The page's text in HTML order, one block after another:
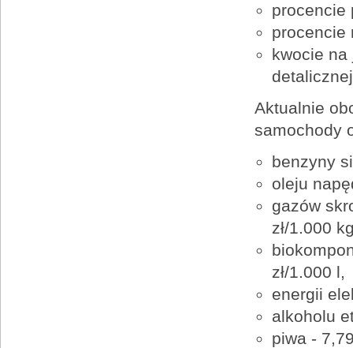
procencie
procencie
kwocie
Aktualnie
samochody
benzyny
oleju
gazów
zł/1.000
zł/1.000 l,
energii
alkoholu
piwa -